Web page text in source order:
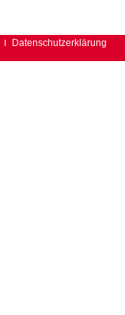
Datenschutzerklärung